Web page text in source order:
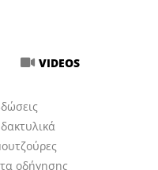
VIDEOS
οδήγησης